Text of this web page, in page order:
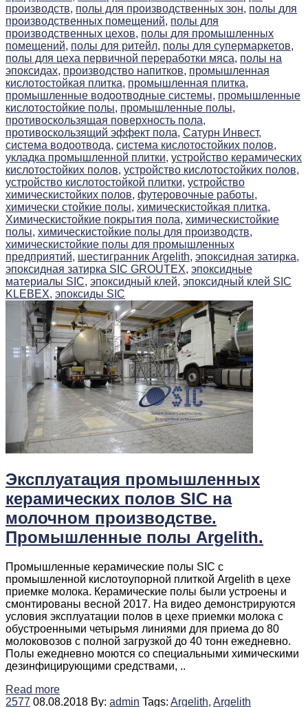
производств, полы для производственных зон, полы для
производственных помещений, полы для
производственных цехов, полы для промышленных
помещений, полы для ритейл, полы для супермаркетов,
полы для цеха первичной переработки мяса, полы на
эпоксидах, производство напитков, промышленная
кислотостойкая плитка, промышленная плитка,
промышленные водоотводные системы, промышленные
кислотостойкие полы, промышленные полы,
противоскользящая поверхность пола,
противоскользящий эффект пола, Сатурн Инвест,
система водоотвода, система кислотостойких полов,
укладка промышленной плитки, устройство керамических
кислотостойких полов, устройство кислотостойких полов,
устройство кислотостойкой плитки, устройство
химическистойких полов, футеровочные работы,
химически стойкие полы, химическистойкая плитка,
Химическистойкие покрытия пола, химическистойкие
полы, химическистойкие полы для производств,
химическистойкие полы для промышленных
предприятий, шестигранник Argelith, эпоксидная затирка,
эпоксидная затирка SIC GROUTEX, эпоксидные
материалы SIC, эпоксидный клей, эпоксидный клей SIC
KLEBEX, эпоксиды SIC
Эксплуатация промышленных
керамических полов SIC на
молочном производстве.
Промышленные полы Argelith.
Промышленные керамические полы SIC c
промышленной кислотоупорной плиткой Argelith в цехе
приемке молока. Керамические полы были устроены и
смонтированы весной 2017. На видео демонстрируются
условия эксплуатации полов в цехе приемки молока с
обустроенными четырьмя линиями для приема до 80
молоковозов с полной загрузкой до 40 тонн ежедневно.
Полы ежедневно моются со специальными химическими
дезинфицирующими средствами, ..
Read more
2577 08.08.2018 By: admin Tags: Argelith, Argelith